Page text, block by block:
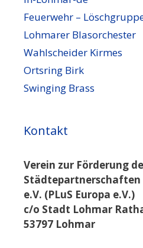
Feuerwehr –
Lohmarer Blasorchester
Wahlscheider Kirmes
Ortsring Birk
Swinging Brass
Kontakt
Verein zur Förderung
e.V. (PLuS Europa e.V.)
c/o Stadt Lohmar
53797 Lohmar